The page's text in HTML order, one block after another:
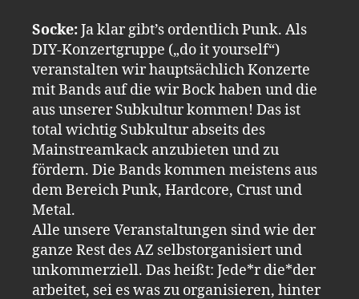
Socke:Ja klar gibt’s ordentlich Punk. Als
DIY-Konzertgruppe („do it yourself“)
veranstalten wir hauptsächlich Konzerte
mit Bands auf die wir Bock haben und die
aus unserer Subkultur kommen! Das ist
total wichtig Subkultur abseits des
Mainstreamkack anzubieten und zu
fördern. Die Bands kommen meistens aus
dem Bereich Punk, Hardcore, Crust und
Metal.
Alle unsere Veranstaltungen sind wie der
ganze Rest des AZ selbstorganisiert und
unkommerziell. Das heißt: Jede*r die*der
arbeitet, sei es was zu organisieren, hinter